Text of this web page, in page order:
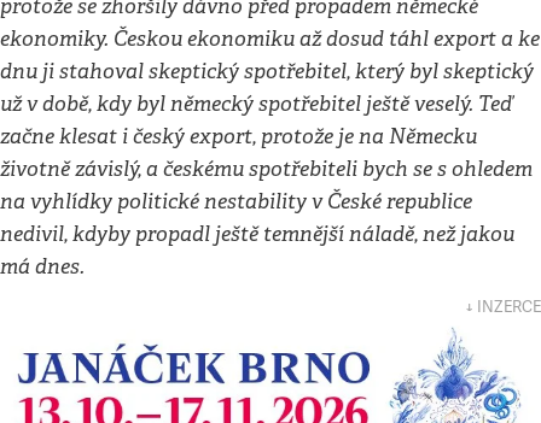
protože se zhoršily dávno před propadem německé
ekonomiky. Českou ekonomiku až dosud táhl export a ke
dnu ji stahoval skeptický spotřebitel, který byl skeptický
už v době, kdy byl německý spotřebitel ještě veselý. Teď
začne klesat i český export, protože je na Německu
životně závislý, a českému spotřebiteli bych se s ohledem
na vyhlídky politické nestability v České republice
nedivil, kdyby propadl ještě temnější náladě, než jakou
má dnes.
↓ INZERCE